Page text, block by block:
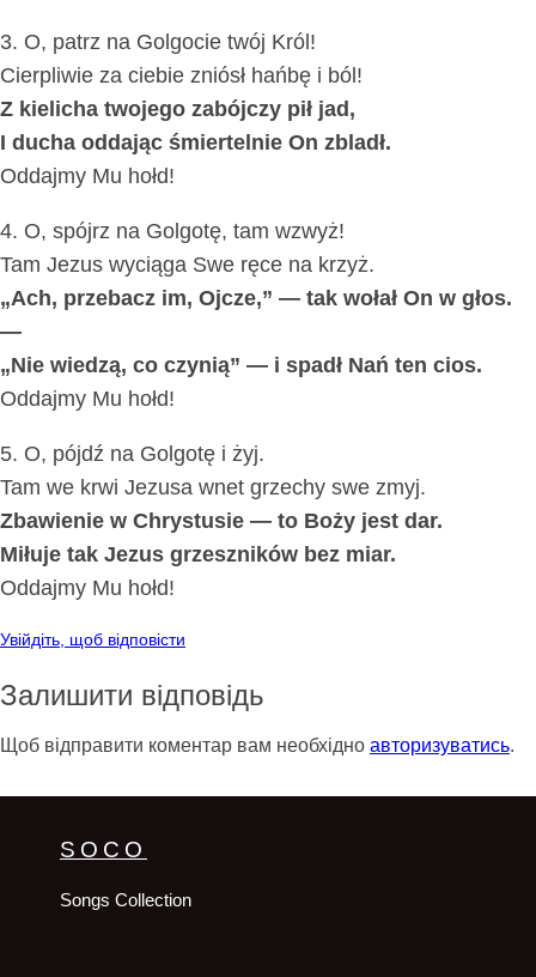
3. O, patrz na Golgocie twój Król!
Cierpliwie za ciebie zniósł hańbę i ból!
Z kielicha twojego zabójczy pił jad,
I ducha oddając śmiertelnie On zbladł.
Oddajmy Mu hołd!
4. O, spójrz na Golgotę, tam wzwyż!
Tam Jezus wyciąga Swe ręce na krzyż.
„Ach, przebacz im, Ojcze,” — tak wołał On w głos.
—
„Nie wiedzą, co czynią” — i spadł Nań ten cios.
Oddajmy Mu hołd!
5. O, pójdź na Golgotę i żyj.
Tam we krwi Jezusa wnet grzechy swe zmyj.
Zbawienie w Chrystusie — to Boży jest dar.
Miłuje tak Jezus grzeszników bez miar.
Oddajmy Mu hołd!
Увійдіть, щоб відповісти
Залишити відповідь
Щоб відправити коментар вам необхідно авторизуватись.
SOCO
Songs Collection